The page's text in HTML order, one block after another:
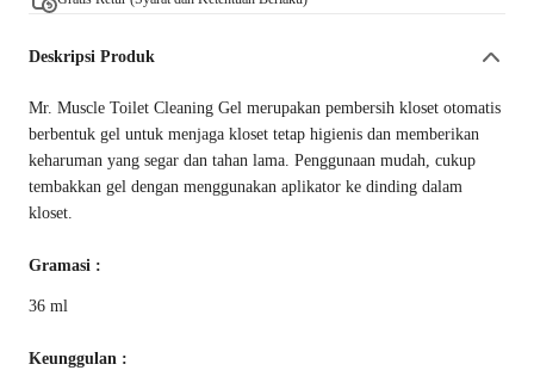
Deskripsi Produk
Mr. Muscle Toilet Cleaning Gel merupakan pembersih kloset otomatis
berbentuk gel untuk menjaga kloset tetap higienis dan memberikan
keharuman yang segar dan tahan lama. Penggunaan mudah, cukup
tembakkan gel dengan menggunakan aplikator ke dinding dalam
kloset.
Gramasi :
36 ml
Keunggulan :